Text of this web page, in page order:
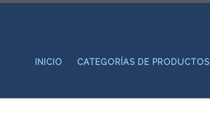
INICIO CATEGORÍAS DE PRODUCTOS